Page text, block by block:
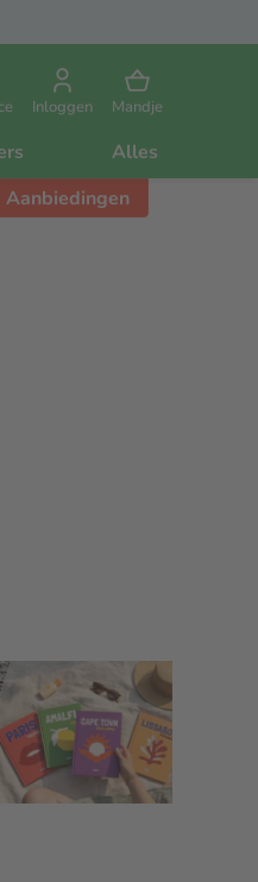
Inloggen Mandje
Alles
Aanbiedingen